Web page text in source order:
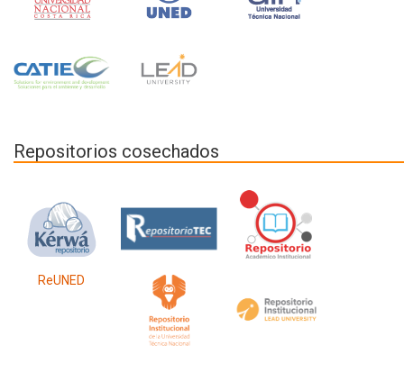
Repositorios cosechados
ReUNED